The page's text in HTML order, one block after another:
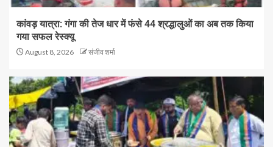
कांवड़ यात्रा: गंगा की तेज धार में फंसे 44 श्रद्धालुओं का अब तक किया
गया सफल रेस्क्यू
August 8, 2026 संजीव शर्मा